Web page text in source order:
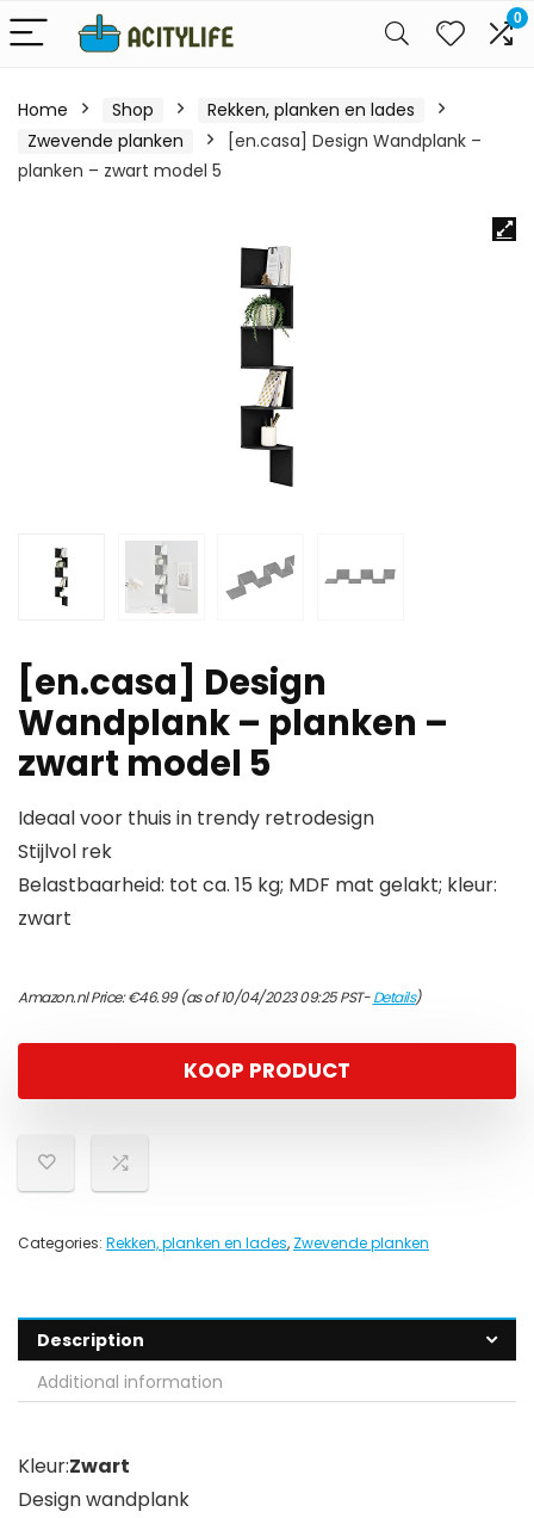
0
Home Shop
Rekken, planken en lades
Zwevende planken
[en.casa] Design Wandplank –
planken – zwart model 5
[en.casa] Design
Wandplank – planken –
zwart model 5
Ideaal voor thuis in trendy retrodesign
Stijlvol rek
Belastbaarheid: tot ca. 15 kg; MDF mat gelakt; kleur:
zwart
Amazon.nl Price:€46.99(as of 10/04/2023 09:25 PST-Details)
KOOP PRODUCT
Categories: Rekken, planken en lades, Zwevende planken
Description
Additional information
Kleur:Zwart
Design wandplank